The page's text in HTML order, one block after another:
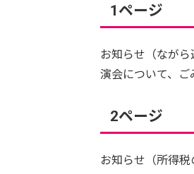
1ページ
お知らせ（なが
演会について、ご
2ページ
お知らせ（所得税